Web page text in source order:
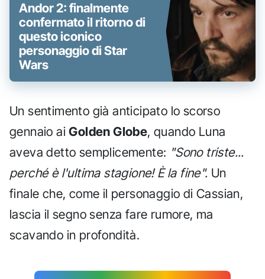
Andor 2: finalmente
confermato il ritorno di
questo iconico
personaggio di Star
Wars
Un sentimento già anticipato lo scorso
gennaio aiGolden Globe, quando Luna
aveva detto semplicemente: "Sono triste...
perché è l'ultima stagione! È la fine". Un
finale che, come il personaggio di Cassian,
lascia il segno senza fare rumore, ma
scavando in profondità.